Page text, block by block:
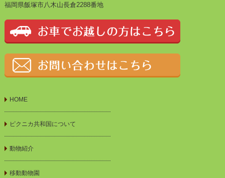
福岡県飯塚市八木山長倉2288番地
HOME
ピクニカ共和国について
動物紹介
移動動物園